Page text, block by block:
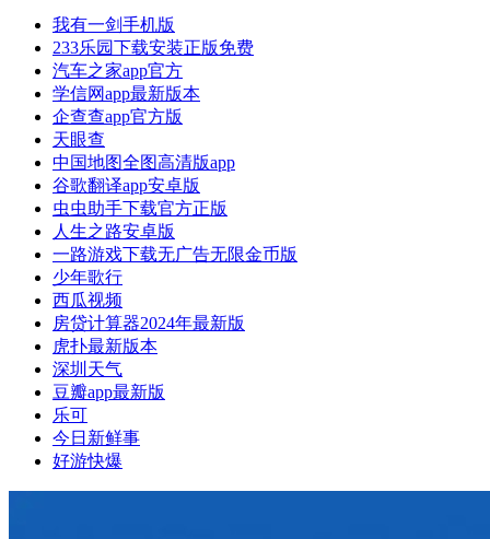
我有一剑手机版
233乐园下载安装正版免费
汽车之家app官方
学信网app最新版本
企查查app官方版
天眼查
中国地图全图高清版app
谷歌翻译app安卓版
虫虫助手下载官方正版
人生之路安卓版
一路游戏下载无广告无限金币版
少年歌行
西瓜视频
房贷计算器2024年最新版
虎扑最新版本
深圳天气
豆瓣app最新版
乐可
今日新鲜事
好游快爆